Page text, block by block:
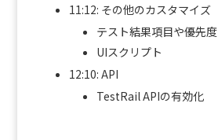
11:12: その他のカスタマイズ
テスト結果項目や優先度
UIスクリプト
12:10: API
TestRail APIの有効化